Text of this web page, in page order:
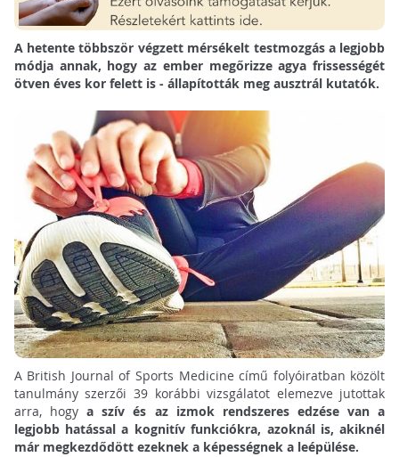
A hetente többször végzett mérsékelt testmozgás a legjobb
módja annak, hogy az ember megőrizze agya frissességét
ötven éves kor felett is - állapították meg ausztrál kutatók.
A British Journal of Sports Medicine című folyóiratban közölt
tanulmány szerzői 39 korábbi vizsgálatot elemezve jutottak
arra, hogya szív és az izmok rendszeres edzése van a
legjobb hatással a kognitív funkciókra, azoknál is, akiknél
már megkezdődött ezeknek a képességnek a leépülése.